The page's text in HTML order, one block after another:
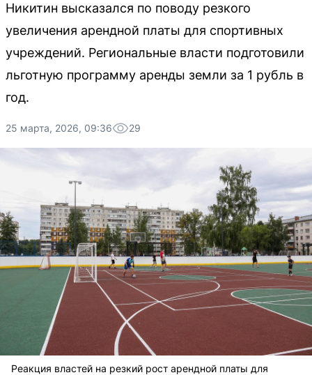
Никитин высказался по поводу резкого
увеличения арендной платы для спортивных
учреждений. Региональные власти подготовили
льготную программу аренды земли за 1 рубль в
год.
25 марта, 2026, 09:36 29
Реакция властей на резкий рост арендной платы для